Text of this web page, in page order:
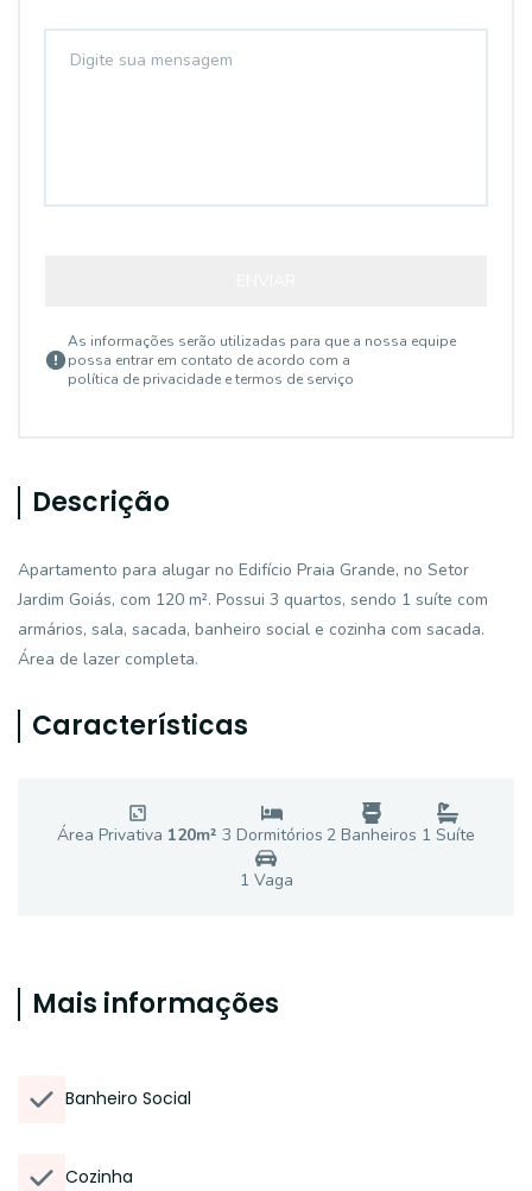
As informações serão utilizadas para que a nossa equipe
possa entrar em contato de acordo com a
política de privacidade e termos de serviço
Descrição
Apartamento para alugar no Edifício Praia Grande, no Setor
Jardim Goiás, com 120 m². Possui 3 quartos, sendo 1 suíte com
armários, sala, sacada, banheiro social e cozinha com sacada.
Área de lazer completa.
Características
Área Privativa 120m² 3 Dormitórios 2 Banheiros 1 Suíte
1 Vaga
Mais informações
Banheiro Social
Cozinha